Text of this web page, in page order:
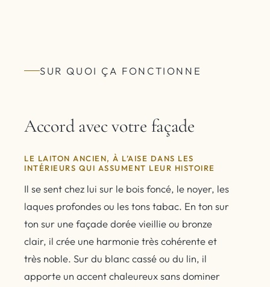
SUR QUOI ÇA FONCTIONNE
Accord avec votre façade
LE LAITON ANCIEN, À L’AISE DANS LES
INTÉRIEURS QUI ASSUMENT LEUR HISTOIRE
Il se sent chez lui sur le bois foncé, le noyer, les
laques profondes ou les tons tabac. En ton sur
ton sur une façade dorée vieillie ou bronze
clair, il crée une harmonie très cohérente et
très noble. Sur du blanc cassé ou du lin, il
apporte un accent chaleureux sans dominer